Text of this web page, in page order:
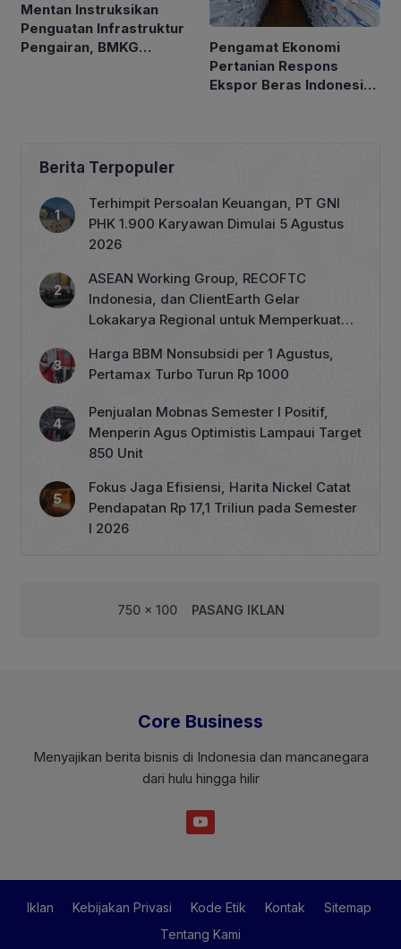
Mentan Instruksikan
Penguatan Infrastruktur
Pengairan, BMKG
Pengamat Ekonomi
Pertanian Respons
Ekspor Beras Indonesia
Berita Terpopuler
Terhimpit Persoalan Keuangan, PT GNI
PHK 1.900 Karyawan Dimulai 5 Agustus
2026
ASEAN Working Group, RECOFTC
Indonesia, dan ClientEarth Gelar
Lokakarya Regional untuk Memperkuat
Harga BBM Nonsubsidi per 1 Agustus,
Pertamax Turbo Turun Rp 1000
Penjualan Mobnas Semester I Positif,
Menperin Agus Optimistis Lampaui Target
850 Unit
Fokus Jaga Efisiensi, Harita Nickel Catat
Pendapatan Rp 17,1 Triliun pada Semester
I 2026
750 x 100 PASANG IKLAN
Core Business
Menyajikan berita bisnis di Indonesia dan mancanegara
dari hulu hingga hilir
Iklan Kebijakan Privasi Kode Etik Kontak
Sitemap
Tentang Kami